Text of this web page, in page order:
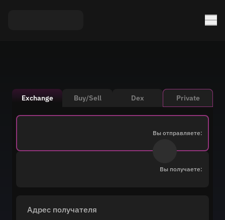
Exchange Buy/Sell Dex Private
Вы отправляете:
Вы получаете:
Адрес получателя